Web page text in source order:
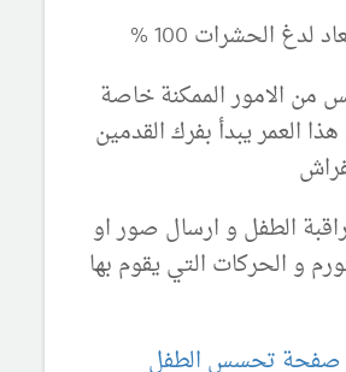
لدغ الحشرات 100 %
من الامور الممكنة خاصة
العمر يبدأ بفرك القدمين
الطفل و ارسال صور او
و الحركات التي يقوم بها
صفحة تحسس الطفل